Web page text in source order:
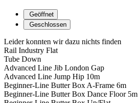
Geöffnet
Geschlossen
Leider konnten wir dazu nichts finden
Rail Industry Flat
Tube Down
Advanced Line Jib London Gap
Advanced Line Jump Hip 10m
Beginner-Line Butter Box A-Frame 6m
Beginner-Line Butter Box Dance Floor 5m